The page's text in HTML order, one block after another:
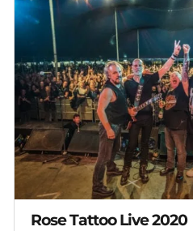
Rose Tattoo Live 2020